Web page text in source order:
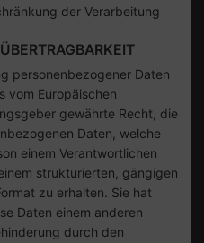
der Verarbeitung
personenbezogener Daten
vom Europäischen
gewährte Recht, die
Daten, welche
einem Verantwortlichen
strukturierten, gängigen
zu erhalten. Sie hat
Daten einem anderen
durch den